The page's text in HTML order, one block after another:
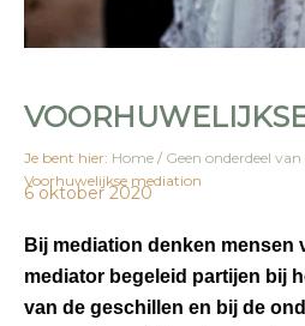
Je bent hier: Home / Geen onderdeel
Voorhuwelijkse mediation
6 oktober 2020
Bij mediation denken mensen
mediator begeleid partijen bij
van de geschillen en bij de